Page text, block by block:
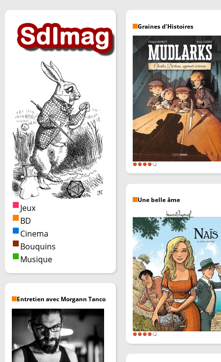
Jeux
BD
Cinema
Bouquins
Musique
Entretien avec Morgann Tanco
Graines d’Histoires
Une belle âme